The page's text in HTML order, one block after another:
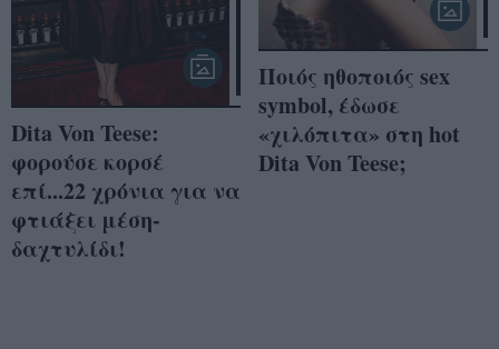
Dita Von Teese:
φορούσε κορσέ
επί...22 χρόνια για να
φτιάξει μέση-
δαχτυλίδι!
Ποιός ηθοποιός sex
symbol, έδωσε
«χιλόπιτα» στη hot
Dita Von Teese;